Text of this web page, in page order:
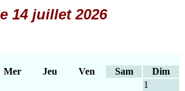
14 juillet 2026
Mer Jeu Ven Sam
Dim
1